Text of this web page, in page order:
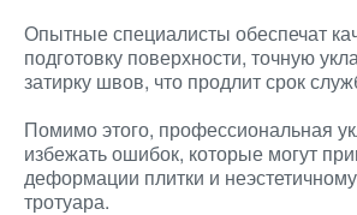
Опытные специалисты обеспечат
подготовку поверхности, точную
затирку швов, что продлит срок
Помимо этого, профессиональная
избежать ошибок, которые могут
деформации плитки и
тротуара.